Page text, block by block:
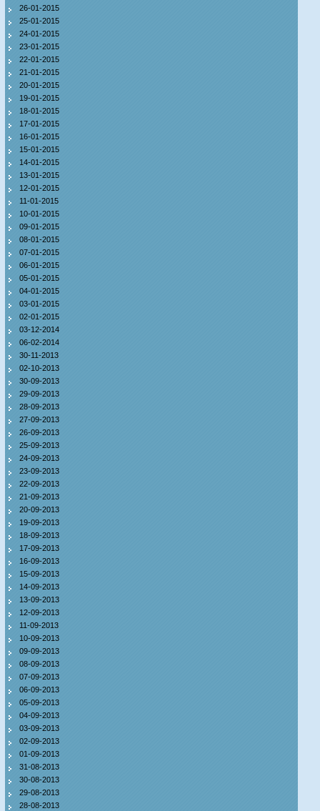
26-01-2015
25-01-2015
24-01-2015
23-01-2015
22-01-2015
21-01-2015
20-01-2015
19-01-2015
18-01-2015
17-01-2015
16-01-2015
15-01-2015
14-01-2015
13-01-2015
12-01-2015
11-01-2015
10-01-2015
09-01-2015
08-01-2015
07-01-2015
06-01-2015
05-01-2015
04-01-2015
03-01-2015
02-01-2015
03-12-2014
06-02-2014
30-11-2013
02-10-2013
30-09-2013
29-09-2013
28-09-2013
27-09-2013
26-09-2013
25-09-2013
24-09-2013
23-09-2013
22-09-2013
21-09-2013
20-09-2013
19-09-2013
18-09-2013
17-09-2013
16-09-2013
15-09-2013
14-09-2013
13-09-2013
12-09-2013
11-09-2013
10-09-2013
09-09-2013
08-09-2013
07-09-2013
06-09-2013
05-09-2013
04-09-2013
03-09-2013
02-09-2013
01-09-2013
31-08-2013
30-08-2013
29-08-2013
28-08-2013